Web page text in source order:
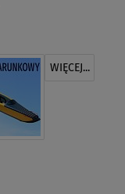
WIĘCEJ...